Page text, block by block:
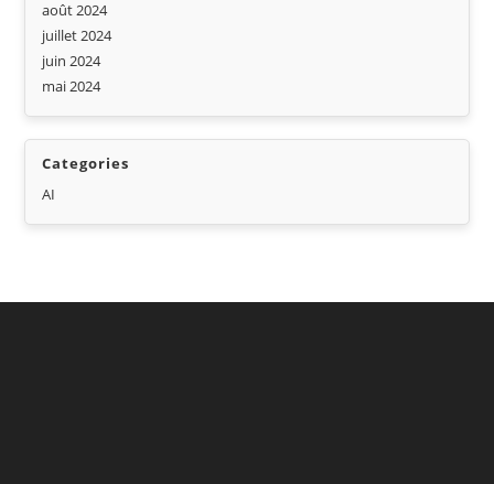
août 2024
juillet 2024
juin 2024
mai 2024
Categories
AI